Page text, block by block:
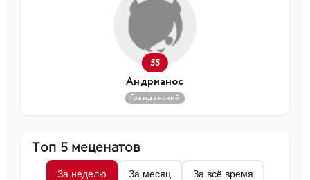
55
Андрианос
Гражданский
Топ 5 меценатов
За неделю За месяц За всё время